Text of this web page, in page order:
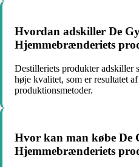
Hvordan adskiller De
Hjemmebrænderiets
Destilleriets produkter adskiller
høje kvalitet, som er resultatet
produktionsmetoder.
Hvor kan man købe De
Hjemmebrænderiets